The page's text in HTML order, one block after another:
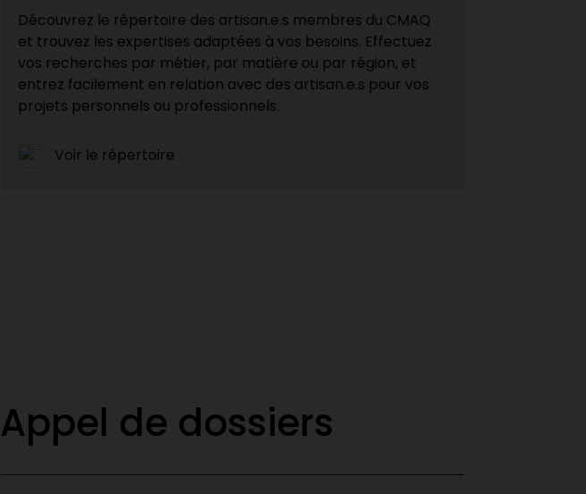
Découvrez le répertoire des artisan.e.s membres du CMAQ
et trouvez les expertises adaptées à vos besoins. Effectuez
vos recherches par métier, par matière ou par région, et
entrez facilement en relation avec des artisan.e.s pour vos
projets personnels ou professionnels.
Voir le répertoire
Appel de dossiers